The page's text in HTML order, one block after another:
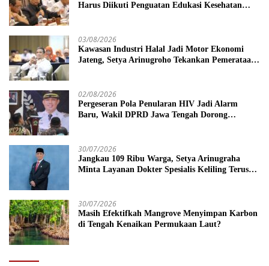
Harus Diikuti Penguatan Edukasi Kesehatan
03/08/2026
Kawasan Industri Halal Jadi Motor Ekonomi
Jateng, Setya Arinugroho Tekankan Pemerataan
02/08/2026
Pergeseran Pola Penularan HIV Jadi Alarm
Baru, Wakil DPRD Jawa Tengah Dorong
30/07/2026
Jangkau 109 Ribu Warga, Setya Arinugraha
Minta Layanan Dokter Spesialis Keliling Terus
30/07/2026
Masih Efektifkah Mangrove Menyimpan Karbon
di Tengah Kenaikan Permukaan Laut?